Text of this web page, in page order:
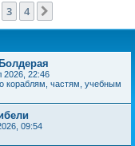
3 4
2026, 22:46
кораблям, частям, учебным
09:54